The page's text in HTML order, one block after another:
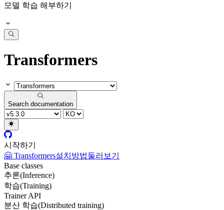
모델 학습 해부하기
Transformers
Search documentation
시작하기
🤗 Transformers설치방법둘러보기
Base classes
추론(Inference)
학습(Training)
Trainer API
분산 학습(Distributed training)